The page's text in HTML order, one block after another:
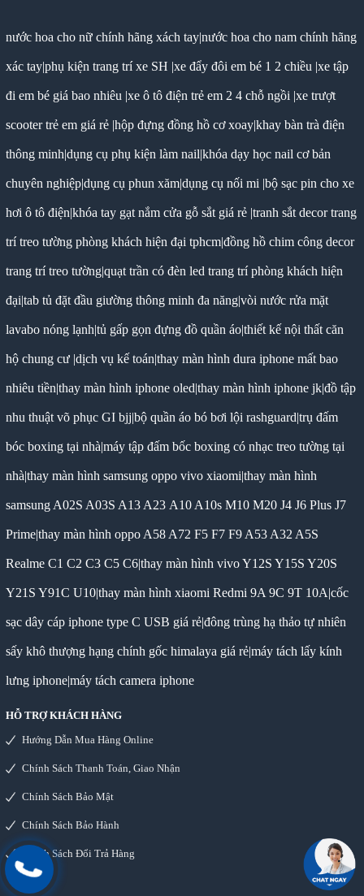
nước hoa cho nữ chính hãng xách tay|nước hoa cho nam chính hãng
xác tay|phụ kiện trang trí xe SH |xe đẩy đôi em bé 1 2 chiều |xe tập
đi em bé giá bao nhiêu |xe ô tô điện trẻ em 2 4 chỗ ngồi |xe trượt
scooter trẻ em giá rẻ|hộp đựng đồng hồ cơ xoay|khay bàn trà điện
thông minh|dụng cụ phụ kiện làm nail|khóa dạy học nail cơ bản
chuyên nghiệp|dụng cụ phun xăm|dụng cụ nối mi |bộ sạc pin cho xe
hơi ô tô điện|khóa tay gạt nắm cửa gỗ sắt giá rẻ|tranh sắt decor trang
trí treo tường phòng khách hiện đại tphcm|đồng hồ chim công decor
trang trí treo tường|quạt trần có đèn led trang trí phòng khách hiện
đại|tab tủ đặt đầu giường thông minh đa năng|vòi nước rửa mặt
lavabo nóng lạnh|tủ gấp gọn đựng đồ quần áo|thiết kế nội thất căn
hộ chung cư|dịch vụ kế toán|thay màn hình dura iphone mất bao
nhiêu tiền|thay màn hình iphone oled|thay màn hình iphone jk|đồ tập
nhu thuật võ phục GI bjj|bộ quần áo bó bơi lội rashguard|trụ đấm
bóc boxing tại nhà|máy tập đấm bốc boxing có nhạc treo tường tại
nhà|thay màn hình samsung oppo vivo xiaomi|thay màn hình
samsung A02S A03S A13 A23 A10 A10s M10 M20 J4 J6 Plus J7
Prime|thay màn hình oppo A58 A72 F5 F7 F9 A53 A32 A5S
Realme C1 C2 C3 C5 C6|thay màn hình vivo Y12S Y15S Y20S
Y21S Y91C U10|thay màn hình xiaomi Redmi 9A 9C 9T 10A|cốc
sạc dây cáp iphone type C USB giá rẻ|đông trùng hạ thảo tự nhiên
sấy khô thượng hạng chính gốc himalaya giá rẻ|máy tách lấy kính
lưng iphone|máy tách camera iphone
HỖ TRỢ KHÁCH HÀNG
Hướng Dẫn Mua Hàng Online
Chính Sách Thanh Toán, Giao Nhận
Chính Sách Bảo Mật
Chính Sách Bảo Hành
Chính Sách Đổi Trả Hàng